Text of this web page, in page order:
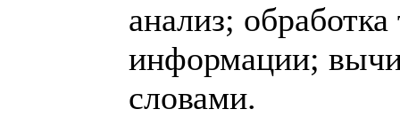
анализ; обработка
информации;
словами.